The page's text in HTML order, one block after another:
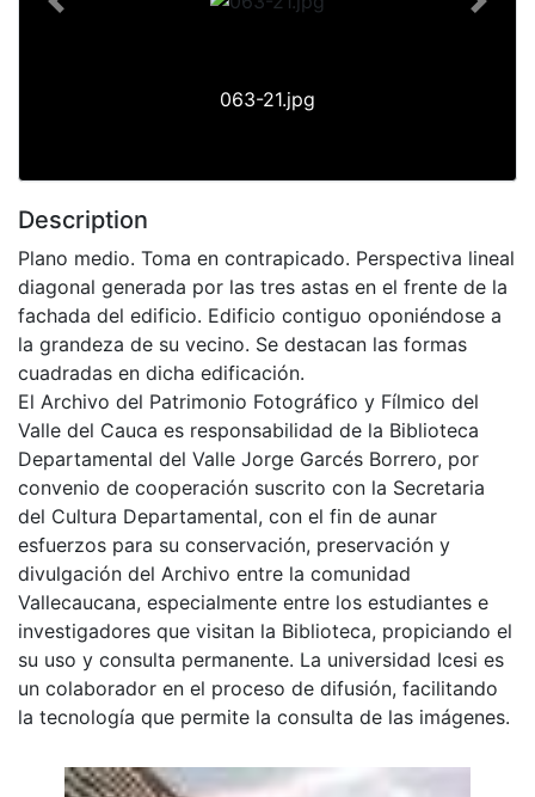
063-21.jpg
Previous Next
Description
Plano medio. Toma en contrapicado. Perspectiva lineal
diagonal generada por las tres astas en el frente de la
fachada del edificio. Edificio contiguo oponiéndose a
la grandeza de su vecino. Se destacan las formas
cuadradas en dicha edificación.
El Archivo del Patrimonio Fotográfico y Fílmico del
Valle del Cauca es responsabilidad de la Biblioteca
Departamental del Valle Jorge Garcés Borrero, por
convenio de cooperación suscrito con la Secretaria
del Cultura Departamental, con el fin de aunar
esfuerzos para su conservación, preservación y
divulgación del Archivo entre la comunidad
Vallecaucana, especialmente entre los estudiantes e
investigadores que visitan la Biblioteca, propiciando el
su uso y consulta permanente. La universidad Icesi es
un colaborador en el proceso de difusión, facilitando
la tecnología que permite la consulta de las imágenes.